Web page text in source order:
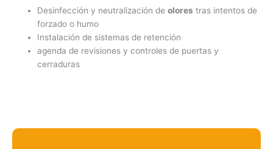
Desinfección y neutralización deolores tras intentos de
forzado o humo
Instalación de sistemas de retención
agenda de revisiones y controles de puertas y
cerraduras